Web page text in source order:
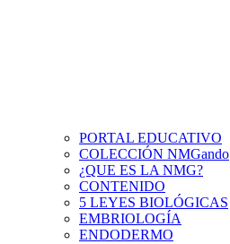
PORTAL EDUCATIVO
COLECCIÓN NMGando
¿QUE ES LA NMG?
CONTENIDO
5 LEYES BIOLÓGICAS
EMBRIOLOGÍA
ENDODERMO